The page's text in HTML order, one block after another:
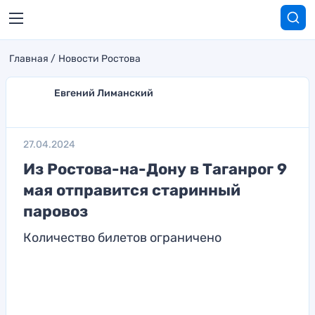
Главная Новости Ростова
Евгений Лиманский
27.04.2024
Из Ростова-на-Дону в Таганрог 9
мая отправится старинный
паровоз
Количество билетов ограничено